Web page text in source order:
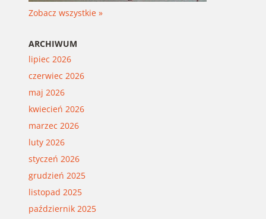
Zobacz wszystkie »
ARCHIWUM
lipiec 2026
czerwiec 2026
maj 2026
kwiecień 2026
marzec 2026
luty 2026
styczeń 2026
grudzień 2025
listopad 2025
październik 2025